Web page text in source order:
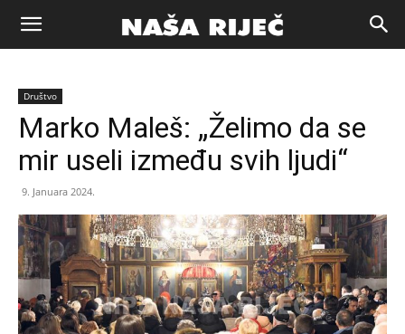
Naša
riječ
Društvo
Marko Maleš: „Želimo da se
mir useli između svih ljudi“
9. Januara 2024.